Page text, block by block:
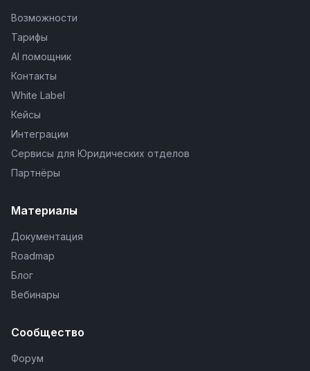
Возможности
Тарифы
AI помощник
Контакты
White Label
Кейсы
Интеграции
Сервисы для Юридических отделов
Партнёры
Материалы
Документация
Roadmap
Блог
Вебинары
Сообщество
Форум